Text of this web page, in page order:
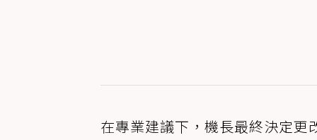
在專業建議下，機長最終決定